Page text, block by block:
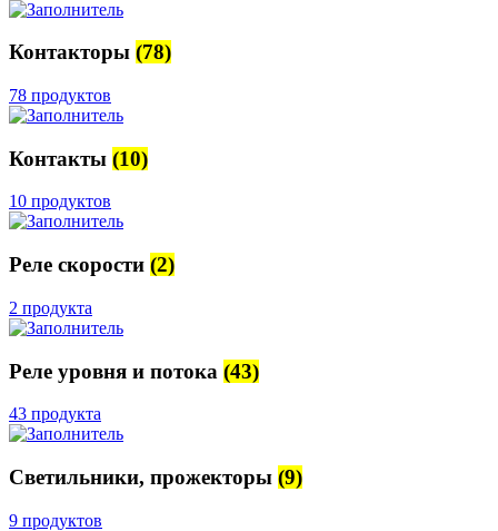
Контакторы (78)
78 продуктов
Контакты (10)
10 продуктов
Реле скорости (2)
2 продукта
Реле уровня и потока (43)
43 продукта
Светильники, прожекторы (9)
9 продуктов